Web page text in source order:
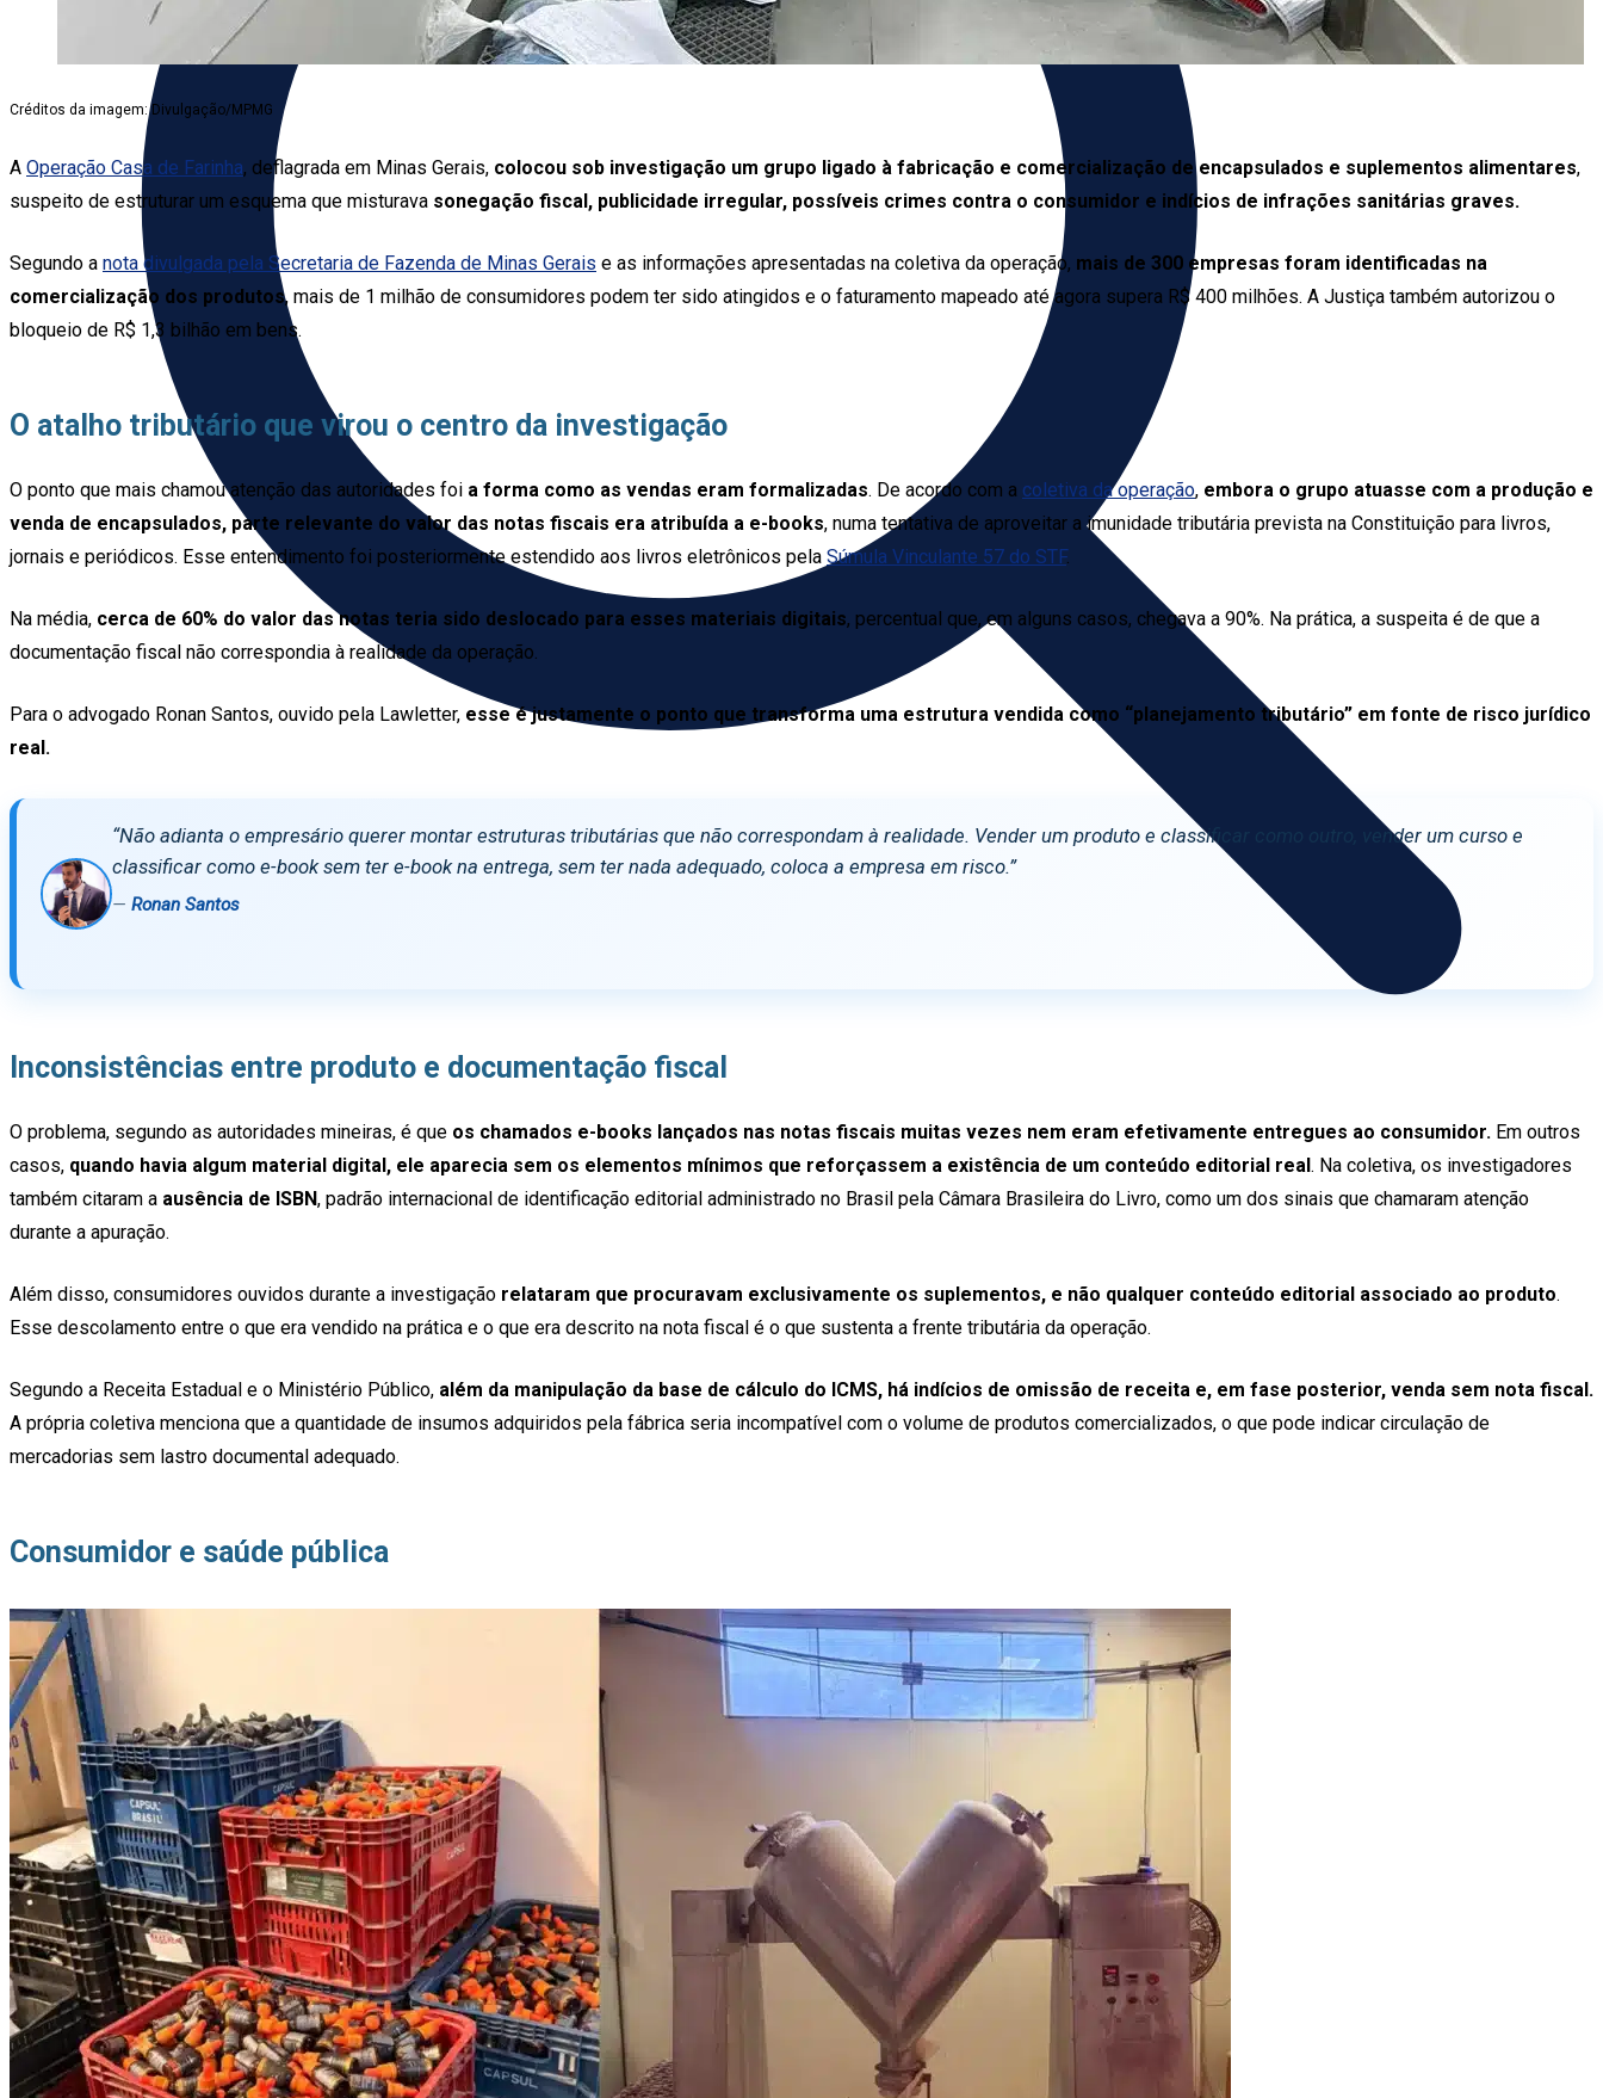
Créditos da imagem: Divulgação/MPMG
A Operação Casa de Farinha, deflagrada em Minas Gerais, colocou sob investigação um grupo ligado à fabricação e comercialização de encapsulados e suplementos alimentares,
suspeito de estruturar um esquema que misturava sonegação fiscal, publicidade irregular, possíveis crimes contra o consumidor e indícios de infrações sanitárias graves.
Segundo a nota divulgada pela Secretaria de Fazenda de Minas Gerais e as informações apresentadas na coletiva da operação, mais de 300 empresas foram identificadas na
comercialização dos produtos, mais de 1 milhão de consumidores podem ter sido atingidos e o faturamento mapeado até agora supera R$ 400 milhões. A Justiça também autorizou o
bloqueio de R$ 1,3 bilhão em bens.
O atalho tributário que virou o centro da investigação
O ponto que mais chamou atenção das autoridades foi a forma como as vendas eram formalizadas. De acordo com a coletiva da operação, embora o grupo atuasse com a produção e
venda de encapsulados, parte relevante do valor das notas fiscais era atribuída a e-books, numa tentativa de aproveitar a imunidade tributária prevista na Constituição para livros,
jornais e periódicos. Esse entendimento foi posteriormente estendido aos livros eletrônicos pela Súmula Vinculante 57 do STF.
Na média, cerca de 60% do valor das notas teria sido deslocado para esses materiais digitais, percentual que, em alguns casos, chegava a 90%. Na prática, a suspeita é de que a
documentação fiscal não correspondia à realidade da operação.
Para o advogado Ronan Santos, ouvido pela Lawletter, esse é justamente o ponto que transforma uma estrutura vendida como “planejamento tributário” em fonte de risco jurídico
real.
“Não adianta o empresário querer montar estruturas tributárias que não correspondam à realidade. Vender um produto e classificar como outro, vender um curso e
classificar como e-book sem ter e-book na entrega, sem ter nada adequado, coloca a empresa em risco.”
— Ronan Santos
Inconsistências entre produto e documentação fiscal
O problema, segundo as autoridades mineiras, é que os chamados e-books lançados nas notas fiscais muitas vezes nem eram efetivamente entregues ao consumidor. Em outros
casos, quando havia algum material digital, ele aparecia sem os elementos mínimos que reforçassem a existência de um conteúdo editorial real. Na coletiva, os investigadores
também citaram a ausência de ISBN, padrão internacional de identificação editorial administrado no Brasil pela Câmara Brasileira do Livro, como um dos sinais que chamaram atenção
durante a apuração.
Além disso, consumidores ouvidos durante a investigação relataram que procuravam exclusivamente os suplementos, e não qualquer conteúdo editorial associado ao produto.
Esse descolamento entre o que era vendido na prática e o que era descrito na nota fiscal é o que sustenta a frente tributária da operação.
Segundo a Receita Estadual e o Ministério Público, além da manipulação da base de cálculo do ICMS, há indícios de omissão de receita e, em fase posterior, venda sem nota fiscal.
A própria coletiva menciona que a quantidade de insumos adquiridos pela fábrica seria incompatível com o volume de produtos comercializados, o que pode indicar circulação de
mercadorias sem lastro documental adequado.
Consumidor e saúde pública